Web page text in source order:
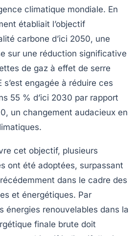
climatique mondiale. En
établiait l’objectif
carbone d’ici 2050, une
sur une réduction significative
de gaz à effet de serre
s’est engagée à réduire ces
55 % d’ici 2030 par rapport
un changement audacieux en
cet objectif, plusieurs
ont été adoptées, surpassant
dans le cadre des
et énergétiques. Par
énergies renouvelables dans la
finale brute doit